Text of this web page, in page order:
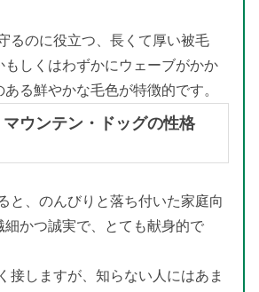
るのに役立つ、長くて厚い被毛
もしくはわずかにウェーブがかか
る鮮やかな毛色が特徴的です。
ウンテン・ドッグの性格
と、のんびりと落ち付いた家庭向
細かつ誠実で、とても献身的で
接しますが、知らない人にはあま